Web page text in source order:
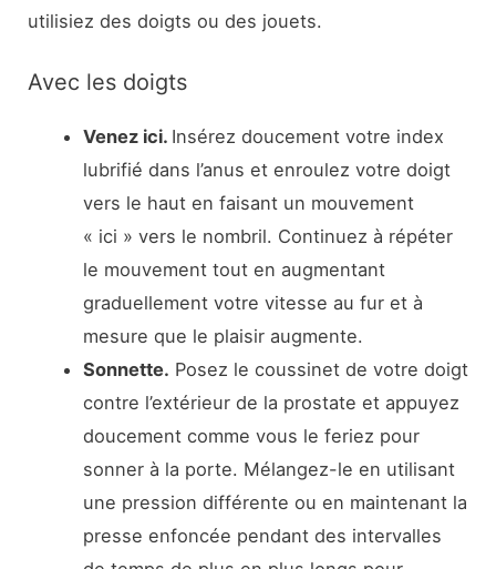
utilisiez des doigts ou des jouets.
Avec les doigts
Venez ici. Insérez doucement votre index
lubrifié dans l’anus et enroulez votre doigt
vers le haut en faisant un mouvement
« ici » vers le nombril. Continuez à répéter
le mouvement tout en augmentant
graduellement votre vitesse au fur et à
mesure que le plaisir augmente.
Sonnette. Posez le coussinet de votre doigt
contre l’extérieur de la prostate et appuyez
doucement comme vous le feriez pour
sonner à la porte. Mélangez-le en utilisant
une pression différente ou en maintenant la
presse enfoncée pendant des intervalles